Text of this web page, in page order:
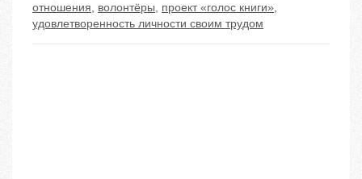
отношения, волонтёры, проект «голос книги»,
удовлетворенность личности своим трудом